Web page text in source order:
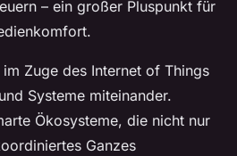
– ein großer Pluspunkt für
im Zuge des Internet of Things
Systeme miteinander.
Ökosysteme, die nicht nur
Ganzes